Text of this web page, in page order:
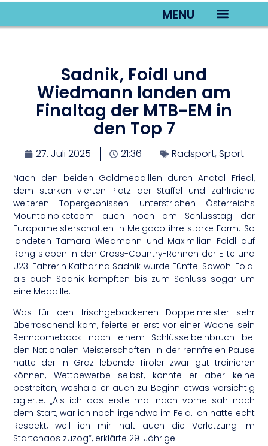
MENU
Sadnik, Foidl und
Wiedmann landen am
Finaltag der MTB-EM in
den Top 7
27. Juli 2025 21:36 Radsport,Sport
Nach den beiden Goldmedaillen durch Anatol Friedl,
dem starken vierten Platz der Staffel und zahlreiche
weiteren Topergebnissen unterstrichen Österreichs
Mountainbiketeam auch noch am Schlusstag der
Europameisterschaften in Melgaco ihre starke Form. So
landeten Tamara Wiedmann und Maximilian Foidl auf
Rang sieben in den Cross-Country-Rennen der Elite und
U23-Fahrerin Katharina Sadnik wurde Fünfte. Sowohl Foidl
als auch Sadnik kämpften bis zum Schluss sogar um
eine Medaille.
Was für den frischgebackenen Doppelmeister sehr
überraschend kam, feierte er erst vor einer Woche sein
Renncomeback nach einem Schlüsselbeinbruch bei
den Nationalen Meisterschaften. In der rennfreien Pause
hatte der in Graz lebende Tiroler zwar gut trainieren
können, Wettbewerbe selbst, konnte er aber keine
bestreiten, weshalb er auch zu Beginn etwas vorsichtig
agierte. „Als ich das erste mal nach vorne sah nach
dem Start, war ich noch irgendwo im Feld. Ich hatte echt
Respekt, weil ich mir halt auch die Verletzung im
Startchaos zuzog“, erklärte 29-Jährige.